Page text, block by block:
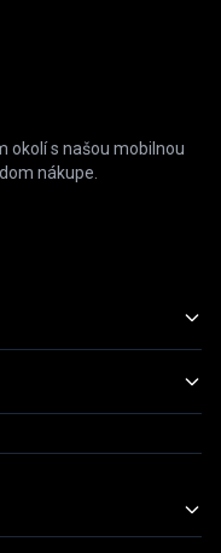
okolí s našou mobilnou
nákupe.